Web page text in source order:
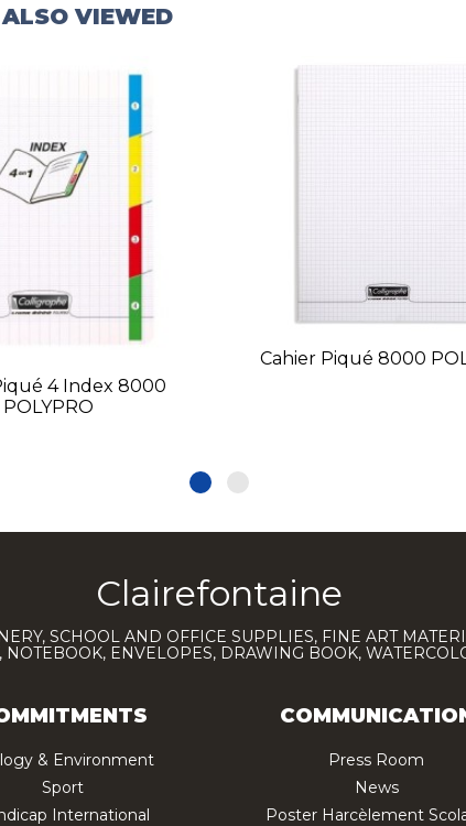
VIEWED
4 Index 8000
POLYPRO
Cahier Piqué 8000
Clairefontaine
SCHOOL AND OFFICE SUPPLIES, FINE ART
NOTEBOOK, ENVELOPES, DRAWING BOOK,
& Environment
Sport
International
Press Room
News
Poster Harcèlement